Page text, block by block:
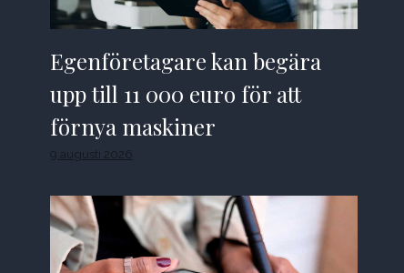
Egenföretagare kan begära
upp till 11 000 euro för att
förnya maskiner
9 augusti 2026